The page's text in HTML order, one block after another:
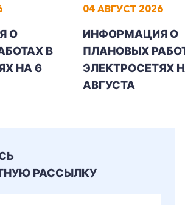
О
В
НА 6
04 АВГУСТ 2026
ИНФОРМАЦИЯ О
ПЛАНОВЫХ
ЭЛЕКТРОСЕТЯХ
АВГУСТА
РАССЫЛКУ